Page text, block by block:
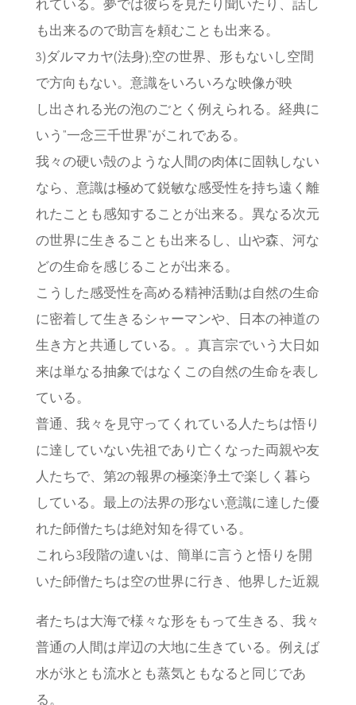
れている。夢では彼らを見たり聞いたり、話し
も出来るので助言を頼むことも出来る。
3)ダルマカヤ(法身);空の世界、形もないし空間
で方向もない。意識をいろいろな映像が映
し出される光の泡のごとく例えられる。経典に
いう”一念三千世界”がこれである。
我々の硬い殻のような人間の肉体に固執しない
なら、意識は極めて鋭敏な感受性を持ち遠く離
れたことも感知することが出来る。異なる次元
の世界に生きることも出来るし、山や森、河な
どの生命を感じることが出来る。
こうした感受性を高める精神活動は自然の生命
に密着して生きるシャーマンや、日本の神道の
生き方と共通している。。真言宗でいう大日如
来は単なる抽象ではなくこの自然の生命を表し
ている。
普通、我々を見守ってくれている人たちは悟り
に達していない先祖であり亡くなった両親や友
人たちで、第2の報界の極楽浄土で楽しく暮ら
している。最上の法界の形ない意識に達した優
れた師僧たちは絶対知を得ている。
これら3段階の違いは、簡単に言うと悟りを開
いた師僧たちは空の世界に行き、他界した近親
者たちは大海で様々な形をもって生きる、我々
普通の人間は岸辺の大地に生きている。例えば
水が氷とも流水とも蒸気ともなると同じであ